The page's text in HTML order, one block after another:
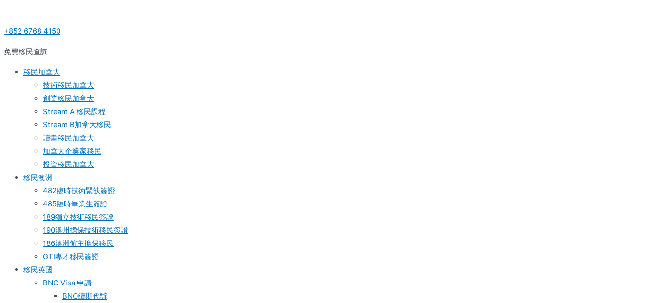
content
+852 6768 4150
免費移民查詢
移民加拿大
技術移民加拿大
創業移民加拿大
Stream A 移民課程
Stream B加拿大移民
讀書移民加拿大
加拿大企業家移民
投資移民加拿大
移民澳洲
482臨時技術緊缺簽證
485臨時畢業生簽證
189獨立技術移民簽證
190澳州擔保技術移民簽證
186澳洲僱主擔保移民
GTI專才移民簽證
移民英國
BNO Visa 申請
BNO續期代辦